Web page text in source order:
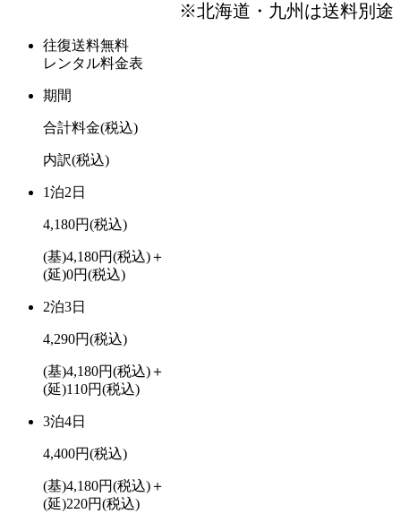
※北海道・九州は送料別途
往復送料無料
レンタル料金表
期間
合計料金(税込)
内訳(税込)
1泊2日
4,180円(税込)
(基)4,180円(税込)＋
(延)0円(税込)
2泊3日
4,290円(税込)
(基)4,180円(税込)＋
(延)110円(税込)
3泊4日
4,400円(税込)
(基)4,180円(税込)＋
(延)220円(税込)